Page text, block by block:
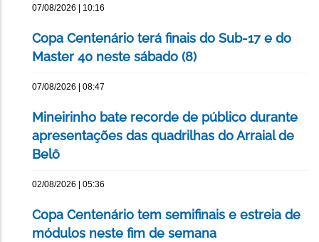
07/08/2026 | 10:16
Copa Centenário terá finais do Sub-17 e do
Master 40 neste sábado (8)
07/08/2026 | 08:47
Mineirinho bate recorde de público durante
apresentações das quadrilhas do Arraial de
Belô
02/08/2026 | 05:36
Copa Centenário tem semifinais e estreia de
módulos neste fim de semana